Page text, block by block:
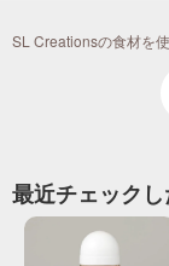
SL Creationsの食材を
最近チェック